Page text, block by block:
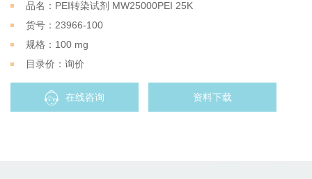
品名：PEI转染试剂 MW25000PEI 25K
货号：23966-100
规格：100 mg
目录价：询价
在线咨询 资料下载